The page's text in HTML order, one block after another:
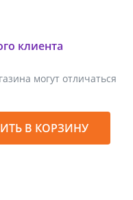
могут отличаться
клиента
В КОРЗИНУ